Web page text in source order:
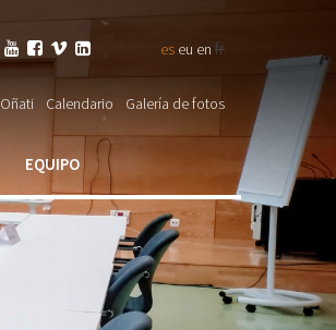
    es eu en fr
Oñati Calendario Galería de fotos
EQUIPO